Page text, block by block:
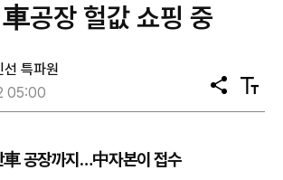
공장 헐값 쇼핑 중
특파원
05:00
공
유
텍
스
車 공장까지…中자본이 접수